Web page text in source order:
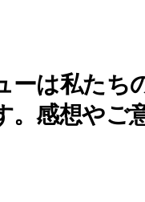
ーは私たち
。感想やご